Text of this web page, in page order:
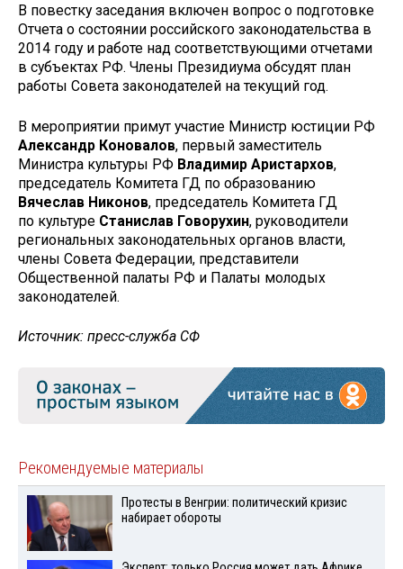
В повестку заседания включен вопрос о подготовке
Отчета о состоянии российского законодательства в
2014 году и работе над соответствующими отчетами
в субъектах РФ. Члены Президиума обсудят план
работы Совета законодателей на текущий год.
В мероприятии примут участие Министр юстиции РФ
Александр Коновалов, первый заместитель
Министра культуры РФ Владимир Аристархов,
председатель Комитета ГД по образованию
Вячеслав Никонов, председатель Комитета ГД
по культуре Станислав Говорухин, руководители
региональных законодательных органов власти,
члены Совета Федерации, представители
Общественной палаты РФ и Палаты молодых
законодателей.
Источник: пресс-служба СФ
Рекомендуемые материалы
Протесты в Венгрии: политический кризис
набирает обороты